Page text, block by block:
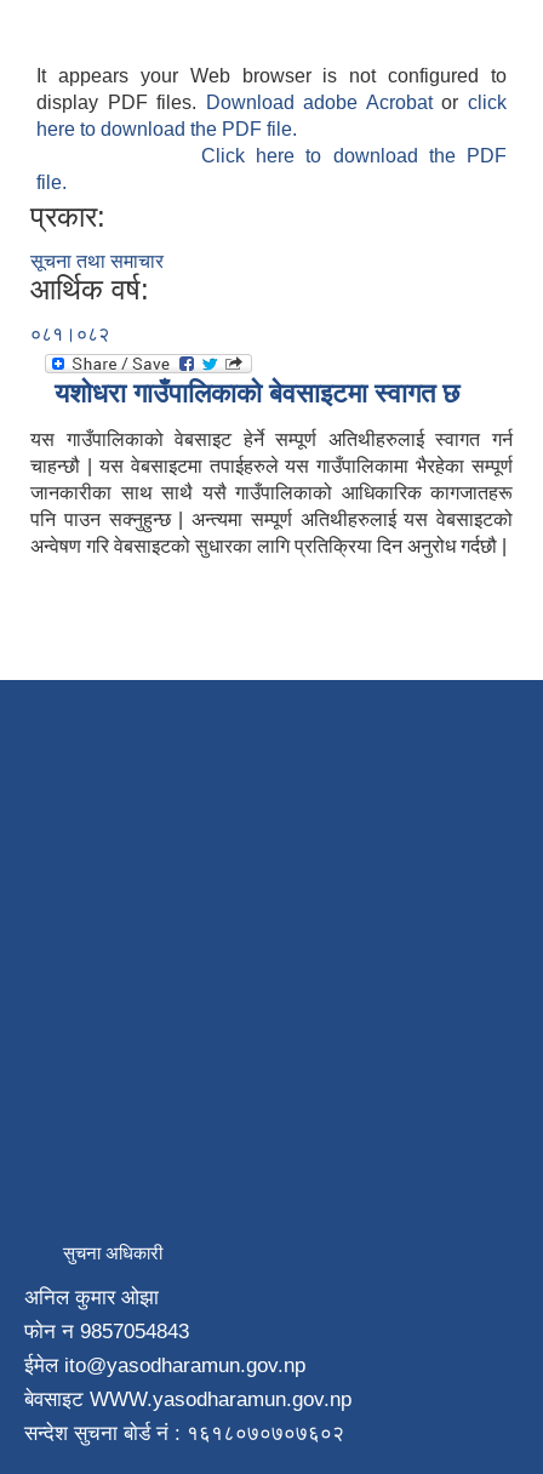
It appears your Web browser is not configured to
display PDF files.
Download adobe Acrobatorclick
here to download the PDF file.
Click here to download the PDF
file.
प्रकार:
सूचना तथा समाचार
आर्थिक वर्ष:
०८१।०८२
यशाेधरा गाउँपालिकाकाे बेवसाइटमा स्वागत छ
यस गाउँपालिकाको वेबसाइट हेर्ने सम्पूर्ण अतिथीहरुलाई स्वागत गर्न
चाहन्छौ | यस वेबसाइटमा तपाईहरुले यस गाउँपालिकामा भैरहेका सम्पूर्ण
जानकारीका साथ साथै यसै गाउँपालिकाको आधिकारिक कागजातहरू
पनि पाउन सक्नुहुन्छ | अन्त्यमा सम्पूर्ण अतिथीहरुलाई यस वेबसाइटको
अन्वेषण गरि वेबसाइटको सुधारका लागि प्रतिक्रिया दिन अनुरोध गर्दछौ |
सुचना अधिकारी
अनिल कुमार ओझा
फाेन न‌ 9857054843
ईमेल ito@yasodharamun.gov.np
बेवसाइट WWW.yasodharamun.gov.np
सन्देश सुचना बाेर्ड न‌ं : १६१८०७०७०७६०२